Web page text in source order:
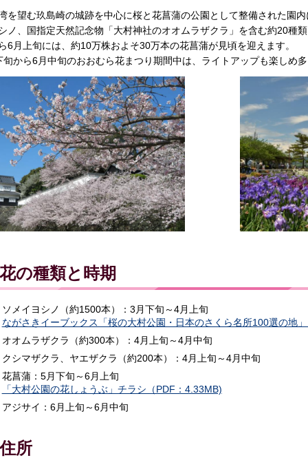
を望む玖島崎の城跡を中心に桜と花菖蒲の公園として整備された園
ノ、国指定天然記念物「大村神社のオオムラザクラ」を含む約20種
6月上旬には、約10万株およそ30万本の花菖蒲が見頃を迎えます。
旬から6月中旬のおおむら花まつり期間中は、ライトアップも楽しめ
花の種類と時期
ソメイヨシノ（約1500本）：3月下旬～4月上旬
ながさきイーブックス「桜の大村公園・日本のさくら名所100選の地
オオムラザクラ（約300本）：4月上旬～4月中旬
クシマザクラ、ヤエザクラ（約200本）：4月上旬～4月中旬
花菖蒲：5月下旬～6月上旬
「大村公園の花しょうぶ」チラシ（PDF：4.33MB)
アジサイ：6月上旬～6月中旬
住所